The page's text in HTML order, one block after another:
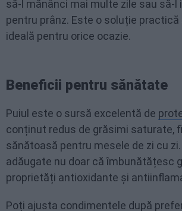
să-l mănânci mai multe zile sau să-l
pentru prânz. Este o soluție
ideală pentru orice ocazie.
Beneficii pentru sănătate
Puiul este o sursă excelentă de
conținut redus de grăsimi saturate,
sănătoasă pentru mesele de zi cu
adăugate nu doar că îmbunătățesc
proprietăți antioxidante și
Poți ajusta condimentele după